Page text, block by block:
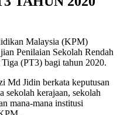
Malaysia (KPM)
Penilaian Sekolah Rendah
(PT3) bagi tahun 2020.
Md Jidin berkata keputusan
sekolah kerajaan, sekolah
mana-mana institusi